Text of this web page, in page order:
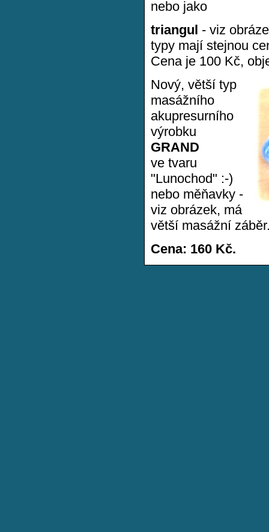
nebo jako
triangul - viz
typy mají stejnou
Cena je 100 Kč,
Nový, větší typ
masážního
akupresurního
výrobku
GRAND
ve tvaru
"Lunochod" :-)
nebo měňavky -
viz obrázek, má
větší masážní
Cena: 160 Kč.